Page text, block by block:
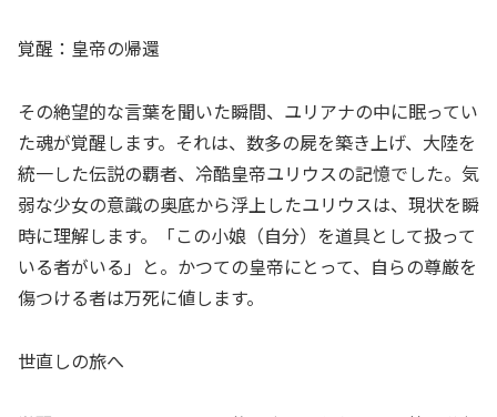
覚醒：皇帝の帰還
その絶望的な言葉を聞いた瞬間、ユリアナの中に眠ってい
た魂が覚醒します。それは、数多の屍を築き上げ、大陸を
統一した伝説の覇者、冷酷皇帝ユリウスの記憶でした。気
弱な少女の意識の奥底から浮上したユリウスは、現状を瞬
時に理解します。「この小娘（自分）を道具として扱って
いる者がいる」と。かつての皇帝にとって、自らの尊厳を
傷つける者は万死に値します。
世直しの旅へ